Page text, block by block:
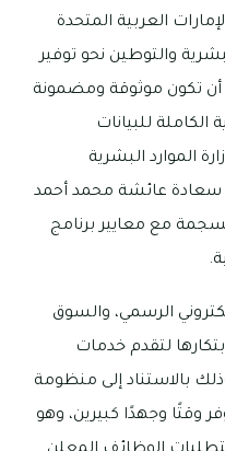
العربية المتحدة
والتوطين نحو توفير
أن تكون موثوقة ومضمونة
للبيانات
الموارد البشرية
سعادة عائشة محمد أحمد
مع معايير برنامج
الرسمي، والسوق
لتقدم خدمات
بالاستناد إلى منظومة
وقتًا وجهدًا كبيرين، وهو